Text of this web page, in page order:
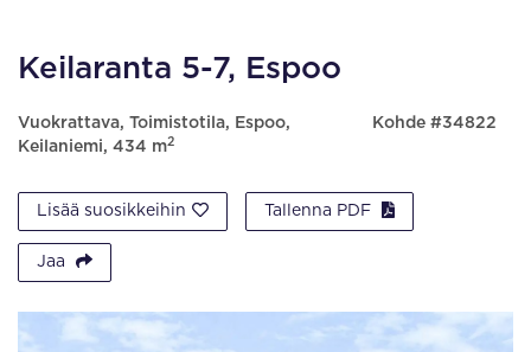
Keilaranta 5-7, Espoo
Vuokrattava, Toimistotila, Espoo,
Keilaniemi, 434 m2
Kohde #34822
Lisää suosikkeihin Tallenna PDF
Jaa